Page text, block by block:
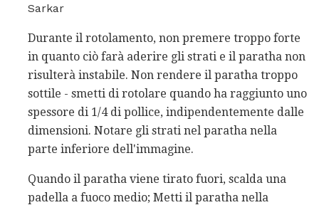
Sarkar
Durante il rotolamento, non premere troppo forte
in quanto ciò farà aderire gli strati e il paratha non
risulterà instabile. Non rendere il paratha troppo
sottile - smetti di rotolare quando ha raggiunto uno
spessore di 1/4 di pollice, indipendentemente dalle
dimensioni. Notare gli strati nel paratha nella
parte inferiore dell'immagine.
Quando il paratha viene tirato fuori, scalda una
padella a fuoco medio; Metti il ​​paratha nella